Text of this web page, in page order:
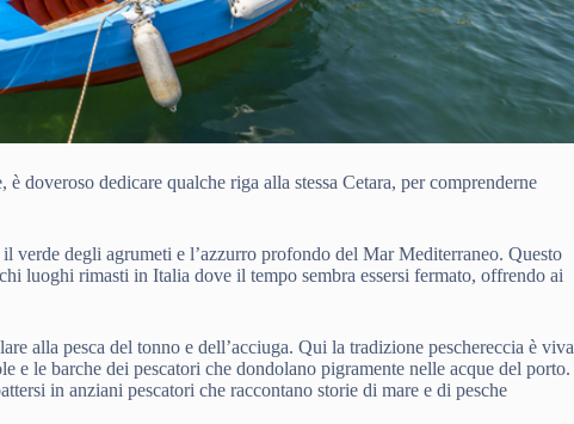
doveroso dedicare qualche riga alla stessa Cetara, per comprenderne
verde degli agrumeti e l’azzurro profondo del Mar Mediterraneo. Questo
luoghi rimasti in Italia dove il tempo sembra essersi fermato, offrendo ai
alla pesca del tonno e dell’acciuga. Qui la tradizione peschereccia è viva
e le barche dei pescatori che dondolano pigramente nelle acque del porto.
in anziani pescatori che raccontano storie di mare e di pesche